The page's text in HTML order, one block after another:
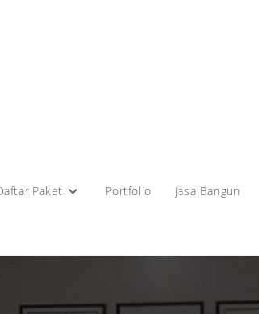
Paket Portfolio Jasa Bangun